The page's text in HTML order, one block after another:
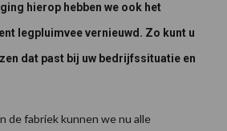
hierop hebben we ook het
legpluimvee vernieuwd. Zo kunt u
dat past bij uw bedrijfssituatie en
de fabriek kunnen we nu alle